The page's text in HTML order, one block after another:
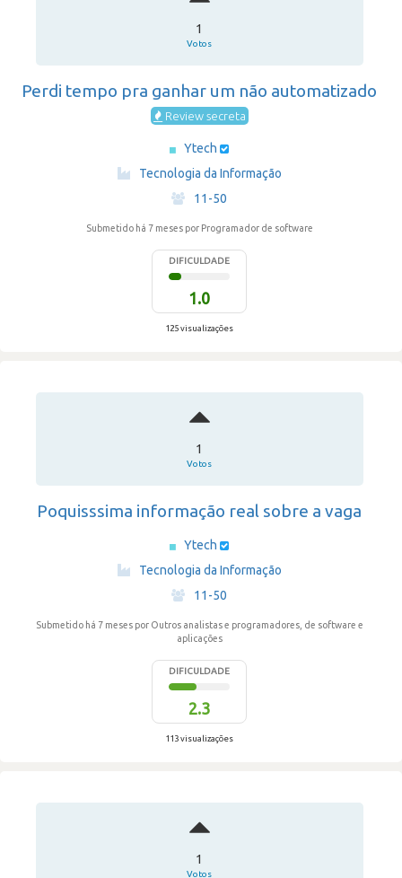
1
Votos
Perdi tempo pra ganhar um não automatizado
Review secreta
Ytech
Tecnologia da Informação
·
11-50
Submetido há 7 meses por Programador de software
DIFICULDADE
1.0
125 visualizações
1
Votos
Poquisssima informação real sobre a vaga
Ytech
Tecnologia da Informação
·
11-50
Submetido há 7 meses por Outros analistas e programadores, de software e
aplicações
DIFICULDADE
2.3
113 visualizações
1
Votos